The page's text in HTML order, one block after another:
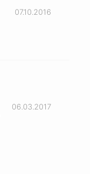
07.10.2016
06.03.2017